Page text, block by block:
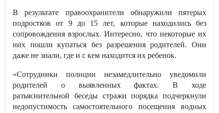
В результате правоохранители обнаружили пятерых
подростков от 9 до 15 лет, которые находились без
сопровождения взрослых. Интересно, что некоторые их
них пошли купаться без разрешения родителей. Они
даже не знали, где и с кем находится их ребенок.
«Сотрудники полиции незамедлительно уведомили
родителей о выявленных фактах. В ходе
разъяснительной беседы стражи порядка подчеркнули
недопустимость самостоятельного посещения водных